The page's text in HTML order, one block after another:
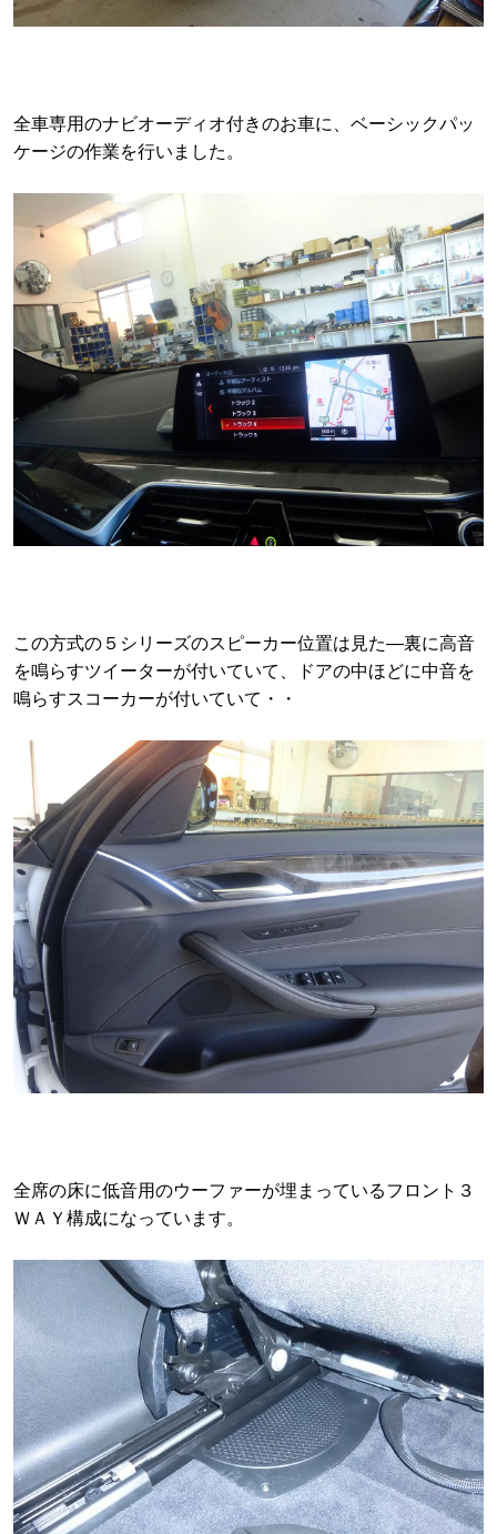
全車専用のナビオーディオ付きのお車に、ベーシックパッ
ケージの作業を行いました。
この方式の５シリーズのスピーカー位置は見た―裏に高音
を鳴らすツイーターが付いていて、ドアの中ほどに中音を
鳴らすスコーカーが付いていて・・
全席の床に低音用のウーファーが埋まっているフロント３
ＷＡＹ構成になっています。